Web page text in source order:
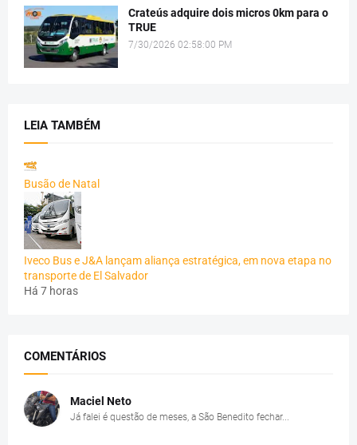
Crateús adquire dois micros 0km para o
TRUE
7/30/2026 02:58:00 PM
LEIA TAMBÉM
Busão de Natal
Iveco Bus e J&A lançam aliança estratégica, em nova etapa no
transporte de El Salvador
Há 7 horas
COMENTÁRIOS
Maciel Neto
Já falei é questão de meses, a São Benedito fechar...